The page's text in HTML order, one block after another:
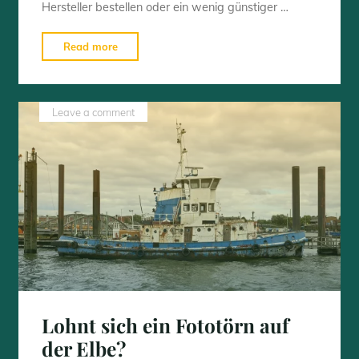
Hersteller bestellen oder ein wenig günstiger …
Read more
dem
3D
Drucker"
Leave a comment
Lohnt sich ein Fototörn auf
der Elbe?